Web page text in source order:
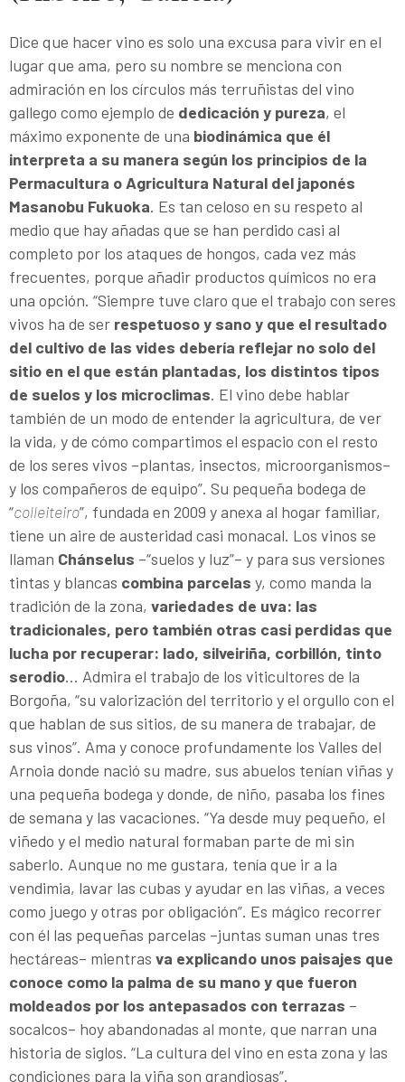
Dice que hacer vino es solo una excusa para vivir en el
lugar que ama, pero su nombre se menciona con
admiración en los círculos más terruñistas del vino
gallego como ejemplo de dedicación y pureza, el
máximo exponente de una biodinámica que él
interpreta a su manera según los principios de la
Permacultura o Agricultura Natural del japonés
Masanobu Fukuoka. Es tan celoso en su respeto al
medio que hay añadas que se han perdido casi al
completo por los ataques de hongos, cada vez más
frecuentes, porque añadir productos químicos no era
una opción. “Siempre tuve claro que el trabajo con seres
vivos ha de ser respetuoso y sano y que el resultado
del cultivo de las vides debería reflejar no solo del
sitio en el que están plantadas, los distintos tipos
de suelos y los microclimas. El vino debe hablar
también de un modo de entender la agricultura, de ver
la vida, y de cómo compartimos el espacio con el resto
de los seres vivos –plantas, insectos, microorganismos–
y los compañeros de equipo”. Su pequeña bodega de
“colleiteiro”, fundada en 2009 y anexa al hogar familiar,
tiene un aire de austeridad casi monacal. Los vinos se
llaman Chánselus –“suelos y luz”– y para sus versiones
tintas y blancas combina parcelas y, como manda la
tradición de la zona, variedades de uva: las
tradicionales, pero también otras casi perdidas que
lucha por recuperar: lado, silveiriña, corbillón, tinto
serodio… Admira el trabajo de los viticultores de la
Borgoña, “su valorización del territorio y el orgullo con el
que hablan de sus sitios, de su manera de trabajar, de
sus vinos”. Ama y conoce profundamente los Valles del
Arnoia donde nació su madre, sus abuelos tenían viñas y
una pequeña bodega y donde, de niño, pasaba los fines
de semana y las vacaciones. “Ya desde muy pequeño, el
viñedo y el medio natural formaban parte de mi sin
saberlo. Aunque no me gustara, tenía que ir a la
vendimia, lavar las cubas y ayudar en las viñas, a veces
como juego y otras por obligación”. Es mágico recorrer
con él las pequeñas parcelas –juntas suman unas tres
hectáreas– mientras va explicando unos paisajes que
conoce como la palma de su mano y que fueron
moldeados por los antepasados con terrazas –
socalcos– hoy abandonadas al monte, que narran una
historia de siglos. “La cultura del vino en esta zona y las
condiciones para la viña son grandiosas”.